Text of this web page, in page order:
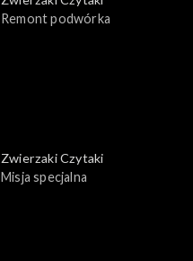
Remont podwórka
Zwierzaki Czytaki
Misja specjalna